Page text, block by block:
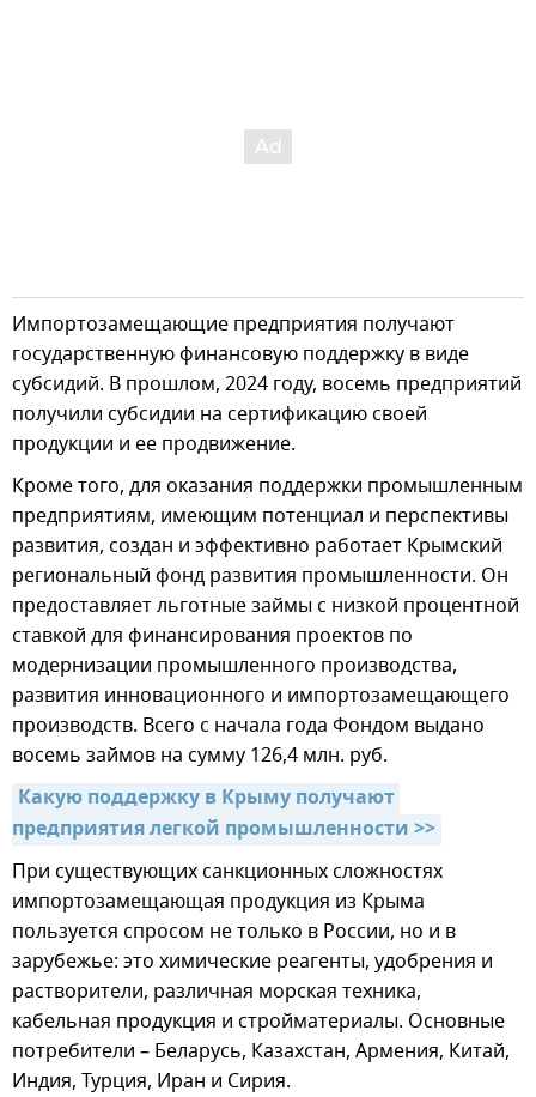
Импортозамещающие предприятия получают
государственную финансовую поддержку в виде
субсидий. В прошлом, 2024 году, восемь предприятий
получили субсидии на сертификацию своей
продукции и ее продвижение.
Кроме того, для оказания поддержки промышленным
предприятиям, имеющим потенциал и перспективы
развития, создан и эффективно работает Крымский
региональный фонд развития промышленности. Он
предоставляет льготные займы с низкой процентной
ставкой для финансирования проектов по
модернизации промышленного производства,
развития инновационного и импортозамещающего
производств. Всего с начала года Фондом выдано
восемь займов на сумму 126,4 млн. руб.
Какую поддержку в Крыму получают
предприятия легкой промышленности >>
При существующих санкционных сложностях
импортозамещающая продукция из Крыма
пользуется спросом не только в России, но и в
зарубежье: это химические реагенты, удобрения и
растворители, различная морская техника,
кабельная продукция и стройматериалы. Основные
потребители – Беларусь, Казахстан, Армения, Китай,
Индия, Турция, Иран и Сирия.